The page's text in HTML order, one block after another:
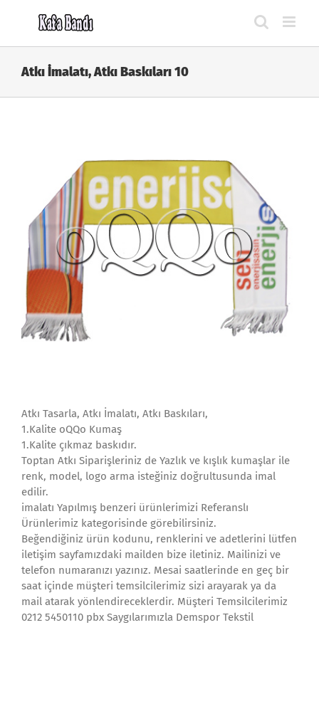
Atkı İmalatı, Atkı Baskıları 10
Atkı Tasarla, Atkı İmalatı, Atkı Baskıları,
1.Kalite oQQo Kumaş
1.Kalite çıkmaz baskıdır.
Toptan Atkı Siparişleriniz de Yazlık ve kışlık kumaşlar ile
renk, model, logo arma isteğiniz doğrultusunda imal
edilir.
imalatı Yapılmış benzeri ürünlerimizi Referanslı
Ürünlerimiz kategorisinde görebilirsiniz.
Beğendiğiniz ürün kodunu, renklerini ve adetlerini lütfen
iletişim sayfamızdaki mailden bize iletiniz. Mailinizi ve
telefon numaranızı yazınız. Mesai saatlerinde en geç bir
saat içinde müşteri temsilcilerimiz sizi arayarak ya da
mail atarak yönlendireceklerdir. Müşteri Temsilcilerimiz
0212 5450110 pbx Saygılarımızla Demspor Tekstil